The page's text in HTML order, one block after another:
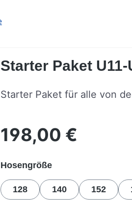
Starter Paket U11-
Starter Paket für alle von
Regulärer Preis:
198,00 €
Hosengrößeauswählen
128 140 152